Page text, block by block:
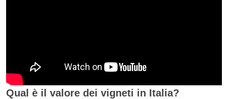
Qual è il valore dei vigneti in Italia?